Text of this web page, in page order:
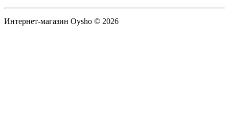
Интернет-магазин Oysho © 2026